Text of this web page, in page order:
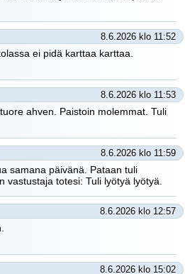
8.6.2026 klo 11:52
ei pidä karttaa karttaa.
8.6.2026 klo 11:53
ahven. Paistoin molemmat. Tuli
8.6.2026 klo 11:59
samana päivänä. Pataan tuli
vastustaja totesi: Tuli lyötyä lyötyä.
8.6.2026 klo 12:57
8.6.2026 klo 15:02